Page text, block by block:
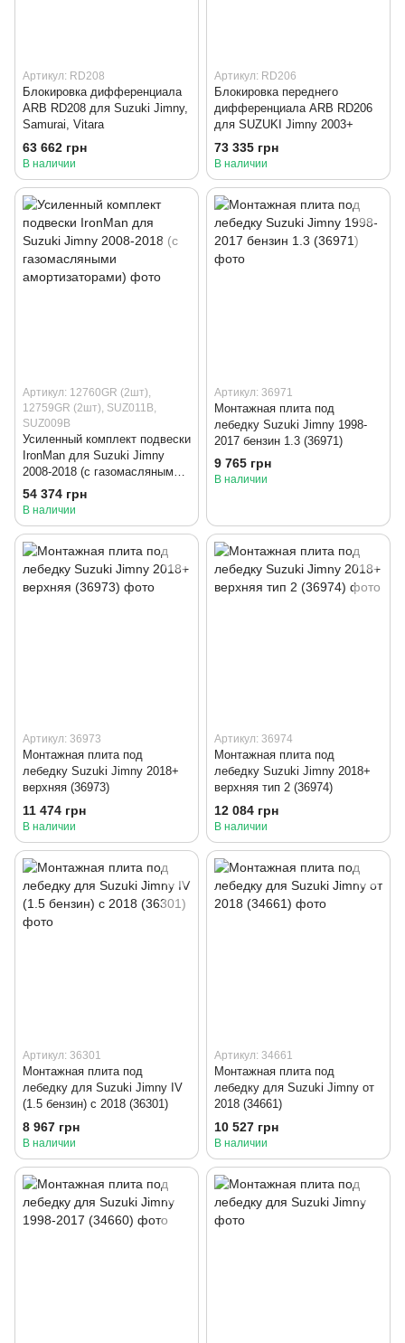
Артикул: RD208
Блокировка дифференциала
ARB RD208 для Suzuki Jimny,
Samurai, Vitara
63 662 грн
В наличии
Артикул: RD206
Блокировка переднего
дифференциала ARB RD206
для SUZUKI Jimny 2003+
73 335 грн
В наличии
Артикул: 12760GR (2шт),
12759GR (2шт), SUZ011B,
SUZ009B
Усиленный комплект подвески
IronMan для Suzuki Jimny
2008-2018 (с газомасляными
амортизаторами)
54 374 грн
В наличии
Артикул: 36971
Монтажная плита под
лебедку Suzuki Jimny 1998-
2017 бензин 1.3 (36971)
9 765 грн
В наличии
Артикул: 36973
Монтажная плита под
лебедку Suzuki Jimny 2018+
верхняя (36973)
11 474 грн
В наличии
Артикул: 36974
Монтажная плита под
лебедку Suzuki Jimny 2018+
верхняя тип 2 (36974)
12 084 грн
В наличии
Артикул: 36301
Монтажная плита под
лебедку для Suzuki Jimny IV
(1.5 бензин) с 2018 (36301)
8 967 грн
В наличии
Артикул: 34661
Монтажная плита под
лебедку для Suzuki Jimny от
2018 (34661)
10 527 грн
В наличии